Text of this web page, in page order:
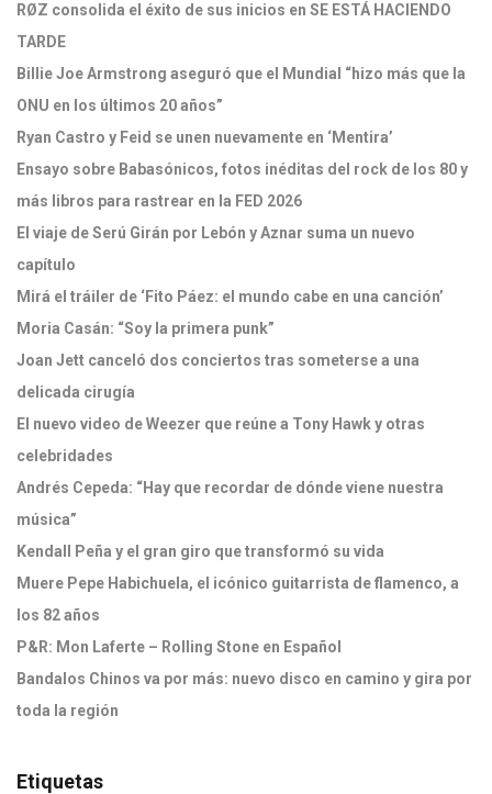
RØZ consolida el éxito de sus inicios en SE ESTÁ HACIENDO
TARDE
Billie Joe Armstrong aseguró que el Mundial “hizo más que la
ONU en los últimos 20 años”
Ryan Castro y Feid se unen nuevamente en ‘Mentira’
Ensayo sobre Babasónicos, fotos inéditas del rock de los 80 y
más libros para rastrear en la FED 2026
El viaje de Serú Girán por Lebón y Aznar suma un nuevo
capítulo
Mirá el tráiler de ‘Fito Páez: el mundo cabe en una canción’
Moria Casán: “Soy la primera punk”
Joan Jett canceló dos conciertos tras someterse a una
delicada cirugía
El nuevo video de Weezer que reúne a Tony Hawk y otras
celebridades
Andrés Cepeda: “Hay que recordar de dónde viene nuestra
música”
Kendall Peña y el gran giro que transformó su vida
Muere Pepe Habichuela, el icónico guitarrista de flamenco, a
los 82 años
P&R: Mon Laferte – Rolling Stone en Español
Bandalos Chinos va por más: nuevo disco en camino y gira por
toda la región
Etiquetas